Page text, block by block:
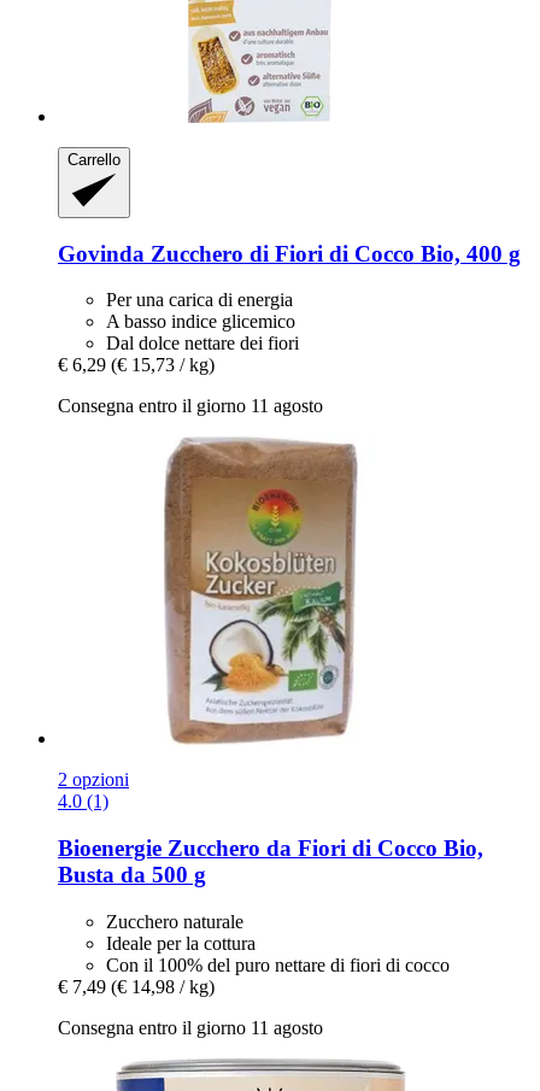
Carrello
Govinda Zucchero di Fiori di Cocco Bio, 400 g
Per una carica di energia
A basso indice glicemico
Dal dolce nettare dei fiori
€ 6,29 (€ 15,73 / kg)
Consegna entro il giorno 11 agosto
2 opzioni
4.0 (1)
Bioenergie Zucchero da Fiori di Cocco Bio,
Busta da 500 g
Zucchero naturale
Ideale per la cottura
Con il 100% del puro nettare di fiori di cocco
€ 7,49 (€ 14,98 / kg)
Consegna entro il giorno 11 agosto